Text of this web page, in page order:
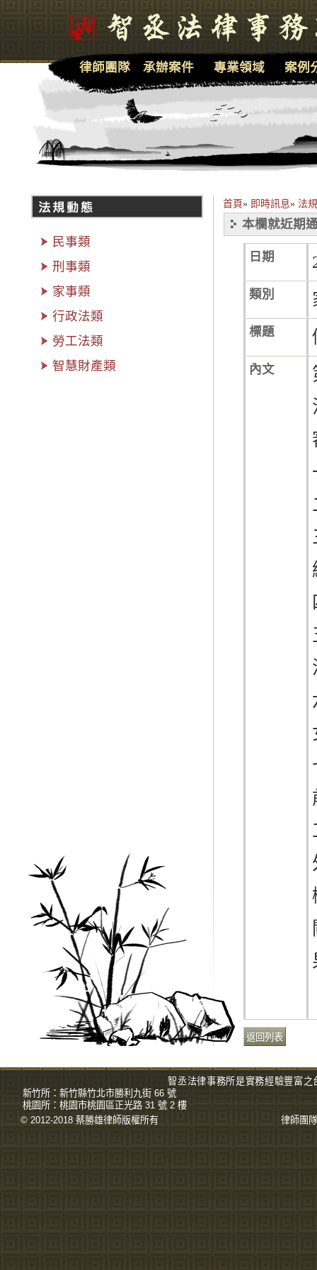
首頁» 即時訊息» 法
本欄就近期
日期
類別
標題
內文
律師團隊 承辦案件 專業領域 案例
民事類
刑事類
家事類
行政法類
勞工法類
智慧財產類
智丞法律事務所是實務經驗豐富之
新竹所： 新竹縣竹北市勝利九街 66 號
桃園所： 桃園市桃園區正光路 31 號 2 樓
© 2012-2018 蔡勝雄律師版權所有 律師團隊